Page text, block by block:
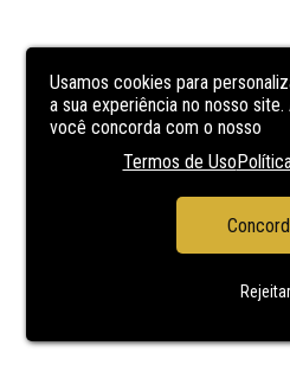
Usamos cookies para
a sua experiência no nosso
você concorda com o nosso
Termos de Uso
Rejeitar